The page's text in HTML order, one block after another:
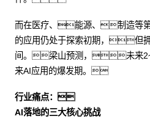
而在医疗、能源、制造等
的应用仍处于探索初期，但
间。梁山预测，未来
来AI应用的爆发期。
行业痛点：
AI落地的三大核心挑战